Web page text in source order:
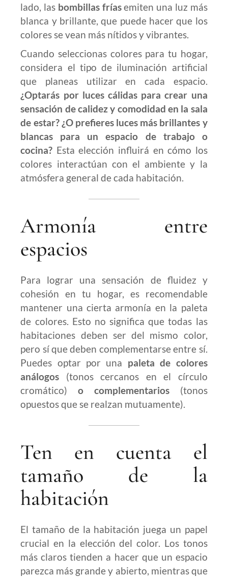
lado, las bombillas fríasemiten una luz más
blanca y brillante, que puede hacer que los
colores se vean más nítidos y vibrantes.
Cuando seleccionas colores para tu hogar,
considera el tipo de iluminación artificial
que planeas utilizar en cada espacio.
¿Optarás por luces cálidas para crear una
sensación de calidez y comodidad en la sala
de estar? ¿O prefieres luces más brillantes y
blancas para un espacio de trabajo o
cocina? Esta elección influirá en cómo los
colores interactúan con el ambiente y la
atmósfera general de cada habitación.
Armonía entre
espacios
Para lograr una sensación de fluidez y
cohesión en tu hogar, es recomendable
mantener una cierta armonía en la paleta
de colores. Esto no significa que todas las
habitaciones deben ser del mismo color,
pero sí que deben complementarse entre sí.
Puedes optar por una paleta de colores
análogos (tonos cercanos en el círculo
cromático)o complementarios(tonos
opuestos que se realzan mutuamente).
Ten en cuenta el
tamaño de la
habitación
El tamaño de la habitación juega un papel
crucial en la elección del color. Los tonos
más claros tienden a hacer que un espacio
parezca más grande y abierto, mientras que